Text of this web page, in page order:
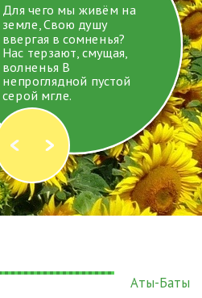
Для чего мы живём на
земле, Свою душу
ввергая в сомненья?
Нас терзают, смущая,
волненья В
непроглядной пустой
серой мгле.
Аты-Баты